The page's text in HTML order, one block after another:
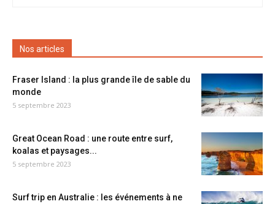
Nos articles
Fraser Island : la plus grande île de sable du
monde
5 septembre 2023
Great Ocean Road : une route entre surf,
koalas et paysages...
5 septembre 2023
Surf trip en Australie : les événements à ne